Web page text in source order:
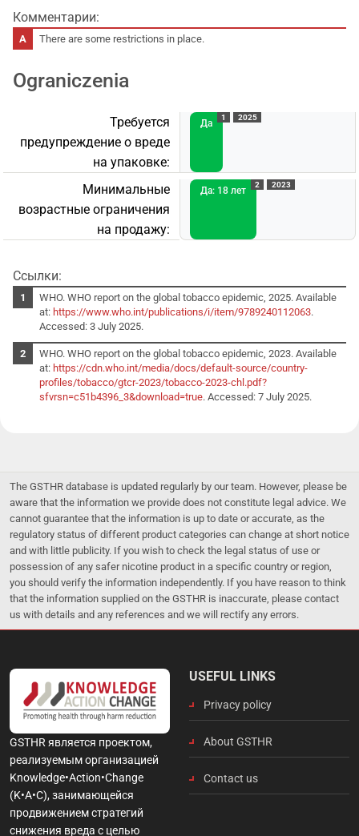
Комментарии:
There are some restrictions in place.
Ograniczenia
Требуется
предупреждение о вреде
на упаковке:
Да
1 2025
Минимальные
возрастные ограничения
на продажу:
Да: 18 лет
2 2023
Ссылки:
WHO. WHO report on the global tobacco epidemic, 2025. Available
at: https://www.who.int/publications/i/item/9789240112063.
Accessed: 3 July 2025.
WHO. WHO report on the global tobacco epidemic, 2023. Available
at: https://cdn.who.int/media/docs/default-source/country-
profiles/tobacco/gtcr-2023/tobacco-2023-chl.pdf?
sfvrsn=c51b4396_3&download=true. Accessed: 7 July 2025.
The GSTHR database is updated regularly by our team. However, please be
aware that the information we provide does not constitute legal advice. We
cannot guarantee that the information is up to date or accurate, as the
regulatory status of different product categories can change at short notice
and with little publicity. If you wish to check the legal status of use or
possession of any safer nicotine product in a specific country or region,
you should verify the information independently. If you have reason to think
that the information supplied on the GSTHR is inaccurate, please contact
us with details and any references and we will rectify any errors.
GSTHR является проектом,
реализуемым организацией
Knowledge•Action•Change
(K•A•C), занимающейся
продвижением стратегий
снижения вреда с целью
USEFUL LINKS
Privacy policy
About GSTHR
Contact us